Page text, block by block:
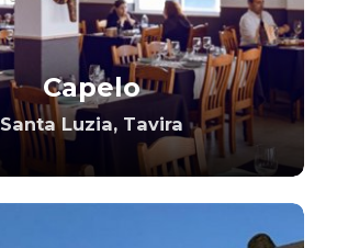
Capelo
Santa Luzia, Tavira